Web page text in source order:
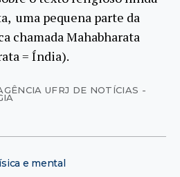
uma pequena parte da
chamada Mahabharata
= Índia).
UFRJ DE NOTÍCIAS -
e mental